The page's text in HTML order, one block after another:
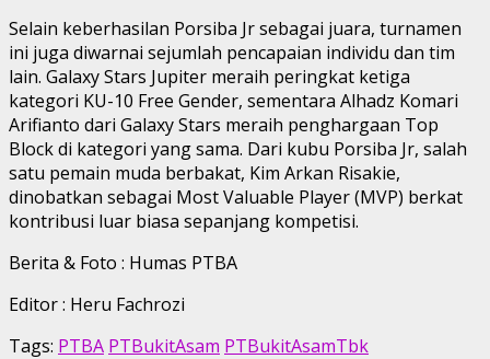
Selain keberhasilan Porsiba Jr sebagai juara, turnamen
ini juga diwarnai sejumlah pencapaian individu dan tim
lain. Galaxy Stars Jupiter meraih peringkat ketiga
kategori KU-10 Free Gender, sementara Alhadz Komari
Arifianto dari Galaxy Stars meraih penghargaan Top
Block di kategori yang sama. Dari kubu Porsiba Jr, salah
satu pemain muda berbakat, Kim Arkan Risakie,
dinobatkan sebagai Most Valuable Player (MVP) berkat
kontribusi luar biasa sepanjang kompetisi.
Berita & Foto : Humas PTBA
Editor : Heru Fachrozi
Tags: PTBA PTBukitAsam PTBukitAsamTbk